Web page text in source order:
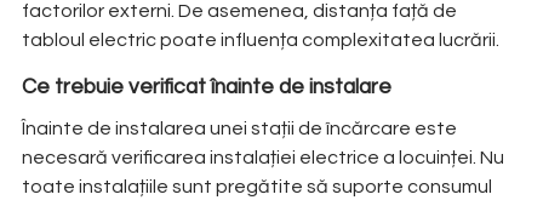
factorilor externi. De asemenea, distanța față de
tabloul electric poate influența complexitatea lucrării.
Ce trebuie verificat înainte de instalare
Înainte de instalarea unei stații de încărcare este
necesară verificarea instalației electrice a locuinței. Nu
toate instalațiile sunt pregătite să suporte consumul